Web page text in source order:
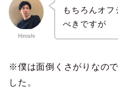
Hiroshi
もちろんオ
べきですが
※僕は面倒くさがりなの
した。